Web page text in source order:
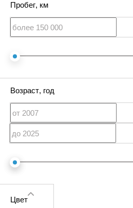
Пробег, км
Возраст, год
Цвет